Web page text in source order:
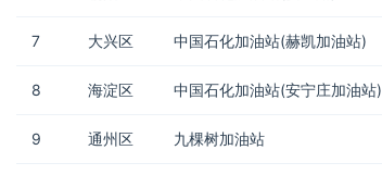
7 大兴区 中国石化加油站(赫凯加油站)
8 海淀区 中国石化加油站(安宁庄加油站)
9 通州区 九棵树加油站